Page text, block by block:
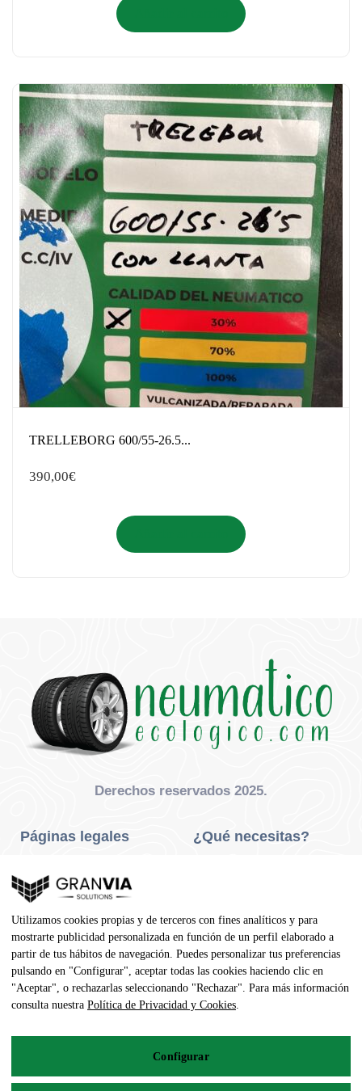
TRELLEBORG 600/55-26.5...
390,00€
Derechos reservados 2025.
Páginas legales
Privacidad Y Cookies
Aviso Legal
Condiciones De Compra
Contacto
¿Qué necesitas?
Neumáticos Agrícola
Dirección
Utilizamos cookies propias y de terceros con fines analíticos y para
mostrarte publicidad personalizada en función de un perfil elaborado a
partir de tus hábitos de navegación. Puedes personalizar tus preferencias
pulsando en "Configurar", aceptar todas las cookies haciendo clic en
"Aceptar", o rechazarlas seleccionando "Rechazar". Para más información
consulta nuestra Política de Privacidad y Cookies.
Configurar